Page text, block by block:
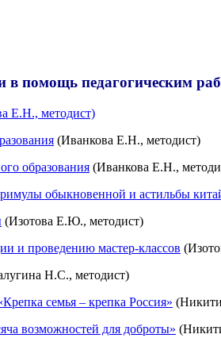
в помощь педагогическим
Е.Н., методист)
(Иванкова Е.Н., методист)
образования (Иванкова Е.Н.,
обыкновенной и астильбы
(Изотова Е.Ю., методист)
и проведению мастер-классов
Н.С., методист)
семья – крепка Россия»
возможностей для доброты»